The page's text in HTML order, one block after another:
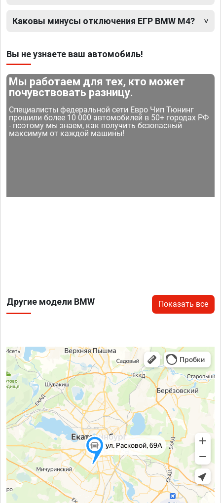
Каковы минусы отключения ЕГР BMW M4?
Вы не узнаете ваш автомобиль!
Мы работаем для тех, кто может
почувствовать разницу.
Специалисты федеральной сети Евро Чип Тюнинг
прошили более 10 000 автомобилей в 50+ городах РФ
- поэтому мы знаем, как получить безопасный
максимум от каждой машины!
Другие модели BMW Показать все